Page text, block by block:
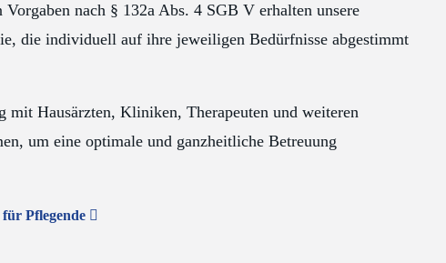
Vorgaben nach § 132a Abs. 4 SGB V erhalten unsere
die individuell auf ihre jeweiligen Bedürfnisse abgestimmt
mit Hausärzten, Kliniken, Therapeuten und weiteren
um eine optimale und ganzheitliche Betreuung
Pflegende